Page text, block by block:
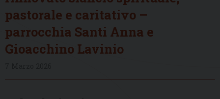
pastorale e caritativo –
parrocchia Santi Anna e
Gioacchino Lavinio